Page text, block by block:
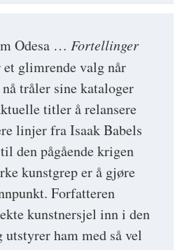
Odesa … Fortellinger
et glimrende valg når
tråler sine kataloger
titler å relansere
linjer fra Isaak Babels
den pågående krigen
kunstgrep er å gjøre
Forfatteren
kunstnersjel inn i den
utstyrer ham med så vel